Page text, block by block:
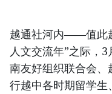
越通社河内——值此
人文交流年”之际，
南友好组织联合会
行越中各时期留学